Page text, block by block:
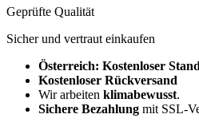
Geprüfte Qualität
Sicher und vertraut einkaufen
Österreich: Kostenloser
Kostenloser Rückversand
Wir arbeiten klimabewusst.
Sichere Bezahlung mit SSL-